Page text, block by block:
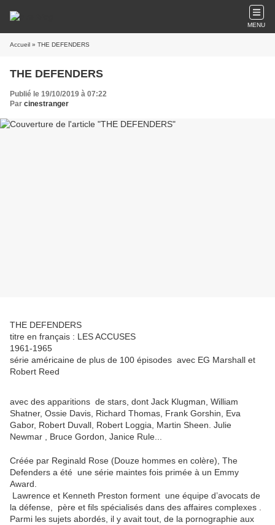
MENU
Accueil » THE DEFENDERS
THE DEFENDERS
Publié le 19/10/2019 à 07:22
Par cinestranger
THE DEFENDERS
titre en français : LES ACCUSES
1961-1965
série américaine de plus de 100 épisodes avec EG Marshall et
Robert Reed
avec des apparitions de stars, dont Jack Klugman, William
Shatner, Ossie Davis, Richard Thomas, Frank Gorshin, Eva
Gabor, Robert Duvall, Robert Loggia, Martin Sheen. Julie
Newmar , Bruce Gordon, Janice Rule...
Créée par Reginald Rose (Douze hommes en colère), The
Defenders a été une série maintes fois primée à un Emmy
Award.
Lawrence et Kenneth Preston forment une équipe d’avocats de
la défense, père et fils spécialisés dans des affaires complexes .
Parmi les sujets abordés, il y avait tout, de la pornographie aux